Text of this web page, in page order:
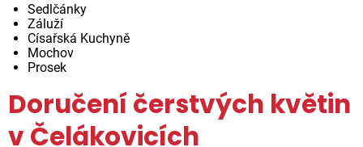
Sedlčánky
Záluží
Císařská Kuchyně
Mochov
Prosek
Doručení čerstvých květin
v Čelákovicích